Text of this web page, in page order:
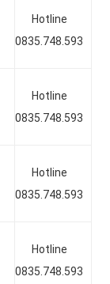
Hotline
0835.748.593
Hotline
0835.748.593
Hotline
0835.748.593
Hotline
0835.748.593